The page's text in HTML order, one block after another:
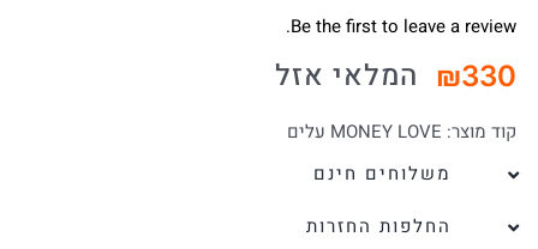
Be the first to leave a review.
₪330 המלאי אזל
קוד מוצר: MONEY LOVE עלים
משלוחים חינם
החלפות החזרות